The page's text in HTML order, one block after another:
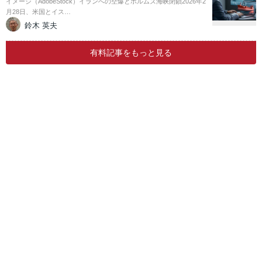
月28日、米国とイス…
鈴木 英夫
有料記事をもっと見る